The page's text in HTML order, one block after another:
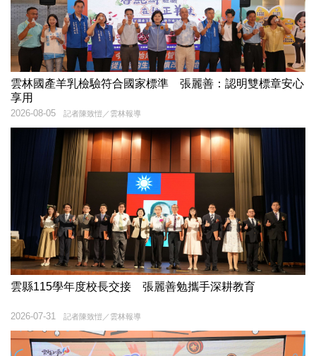
雲林國產羊乳檢驗符合國家標準 張麗善：認明雙標章安心
享用
記者陳致愷／雲林報導
2026-08-05
雲縣115學年度校長交接 張麗善勉攜手深耕教育
記者陳致愷／雲林報導
2026-07-31